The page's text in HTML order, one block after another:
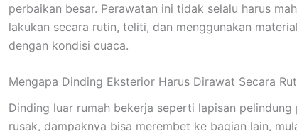
perbaikan besar. Perawatan ini tidak selalu harus
lakukan secara rutin, teliti, dan menggunakan
dengan kondisi cuaca.
Mengapa Dinding Eksterior Harus Dirawat Secara
Dinding luar rumah bekerja seperti lapisan pelindung
rusak, dampaknya bisa merembet ke bagian lain,